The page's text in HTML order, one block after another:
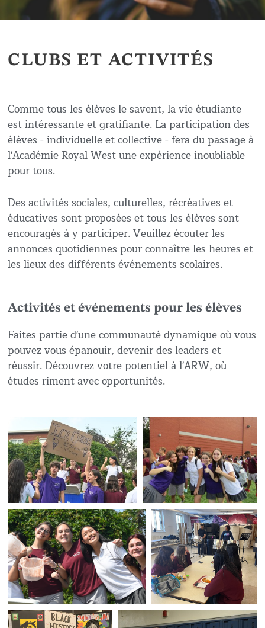
CLUBS ET ACTIVITÉS
Comme tous les élèves le savent, la vie étudiante
est intéressante et gratifiante. La participation des
élèves - individuelle et collective - fera du passage à
l'Académie Royal West une expérience inoubliable
pour tous.
Des activités sociales, culturelles, récréatives et
éducatives sont proposées et tous les élèves sont
encouragés à y participer. Veuillez écouter les
annonces quotidiennes pour connaître les heures et
les lieux des différents événements scolaires.
Activités et événements pour les élèves
Faites partie d'une communauté dynamique où vous
pouvez vous épanouir, devenir des leaders et
réussir. Découvrez votre potentiel à l'ARW, où
études riment avec opportunités.